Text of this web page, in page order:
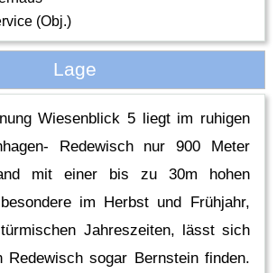
(Obj.)
Lage
Wiesenblick 5 liegt im ruhigen
Redewisch nur 900 Meter
mit einer bis zu 30m hohen
im Herbst und Frühjahr,
Jahreszeiten, lässt sich
Redewisch sogar Bernstein finden.